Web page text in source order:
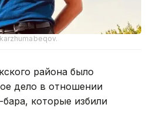
района было
дело в отношении
которые избили